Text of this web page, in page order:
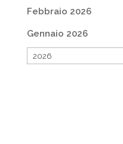
Febbraio 2026
Gennaio 2026